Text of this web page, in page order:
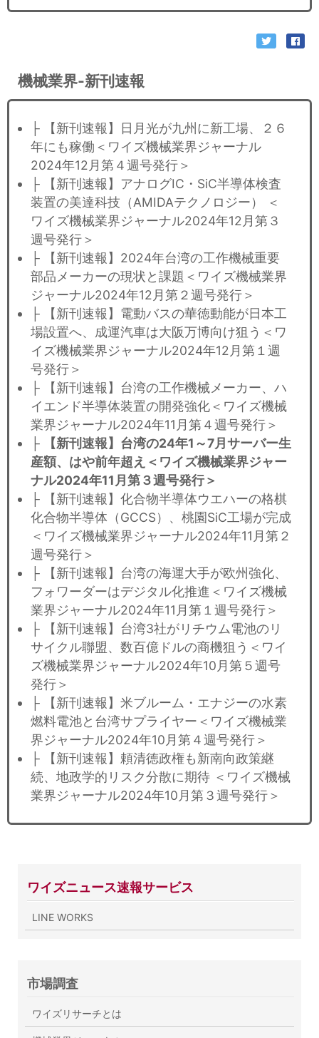
機械業界-新刊速報
├ 【新刊速報】日月光が九州に新工場、２６
年にも稼働＜ワイズ機械業界ジャーナル
2024年12月第４週号発行＞
├ 【新刊速報】アナログIC・SiC半導体検査
装置の美達科技（AMIDAテクノロジー） ＜
ワイズ機械業界ジャーナル2024年12月第３
週号発行＞
├ 【新刊速報】2024年台湾の工作機械重要
部品メーカーの現状と課題＜ワイズ機械業界
ジャーナル2024年12月第２週号発行＞
├ 【新刊速報】電動バスの華徳動能が日本工
場設置へ、成運汽車は大阪万博向け狙う＜ワ
イズ機械業界ジャーナル2024年12月第１週
号発行＞
├ 【新刊速報】台湾の工作機械メーカー、ハ
イエンド半導体装置の開発強化＜ワイズ機械
業界ジャーナル2024年11月第４週号発行＞
├
【新刊速報】台湾の24年1～7月サーバー生
産額、はや前年超え＜ワイズ機械業界ジャー
ナル2024年11月第３週号発行＞
├ 【新刊速報】化合物半導体ウエハーの格棋
化合物半導体（GCCS）、桃園SiC工場が完成
＜ワイズ機械業界ジャーナル2024年11月第２
週号発行＞
├ 【新刊速報】台湾の海運大手が欧州強化、
フォワーダーはデジタル化推進＜ワイズ機械
業界ジャーナル2024年11月第１週号発行＞
├ 【新刊速報】台湾3社がリチウム電池のリ
サイクル聯盟、数百億ドルの商機狙う＜ワイ
ズ機械業界ジャーナル2024年10月第５週号
発行＞
├ 【新刊速報】米ブルーム・エナジーの水素
燃料電池と台湾サプライヤー＜ワイズ機械業
界ジャーナル2024年10月第４週号発行＞
├ 【新刊速報】頼清徳政権も新南向政策継
続、地政学的リスク分散に期待 ＜ワイズ機械
業界ジャーナル2024年10月第３週号発行＞
ワイズニュース速報サービス
LINE WORKS
市場調査
ワイズリサーチとは